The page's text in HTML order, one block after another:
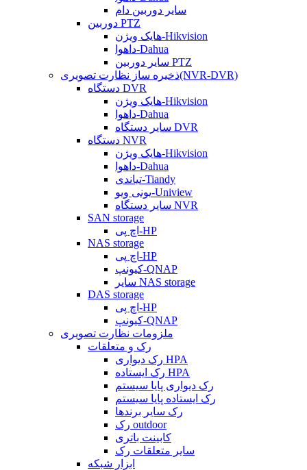
سایر دوربین دام
دوربین PTZ
هایک ویژن-Hikvision
داهوا-Dahua
سایر دوربین PTZ
ذخیره ساز نظارت تصویری(NVR-DVR)
دستگاه DVR
هایک ویژن-Hikvision
داهوا-Dahua
سایر دستگاه DVR
دستگاه NVR
هایک ویژن-Hikvision
داهوا-Dahua
تیاندی-Tiandy
یونی ویو-Uniview
سایر دستگاه NVR
SAN storage
اچ پی-HP
NAS storage
اچ پی-HP
کیونپ-QNAP
سایر NAS storage
DAS storage
اچ پی-HP
کیونپ-QNAP
ملزومات نظارت تصویری
رک و متعلقات
رک دیواری HPA
رک ایستاده HPA
رک دیواری پایا سیستم
رک ایستاده پایا سیستم
رک سایر برندها
رک outdoor
کابینت باتری
سایر متعلقات رک
ابزار شبکه